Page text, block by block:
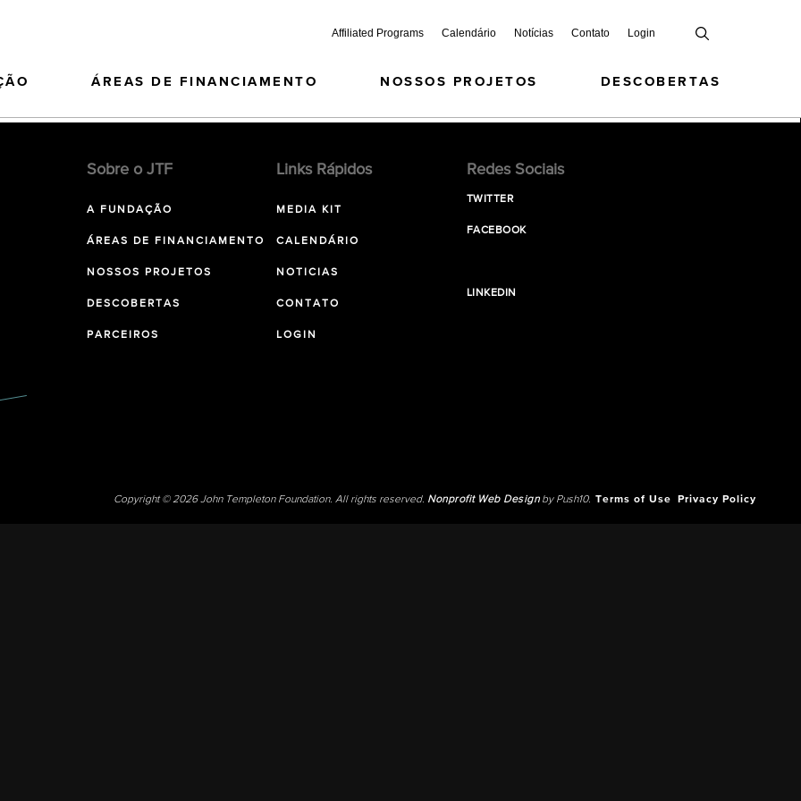
Affiliated Programs Calendário Notícias Contato Login
ÁREAS DE FINANCIAMENTO NOSSOS PROJETOS DESCOBERTAS
Sobre o JTF
A FUNDAÇÃO
ÁREAS DE FINANCIAMENTO
NOSSOS PROJETOS
DESCOBERTAS
PARCEIROS
Links Rápidos
MEDIA KIT
CALENDÁRIO
NOTICIAS
CONTATO
LOGIN
Redes Sociais
TWITTER
FACEBOOK
LINKEDIN
Copyright © 2026 John Templeton Foundation. All rights reserved. Nonprofit Web Designby Push10. Terms of Use Privacy Policy